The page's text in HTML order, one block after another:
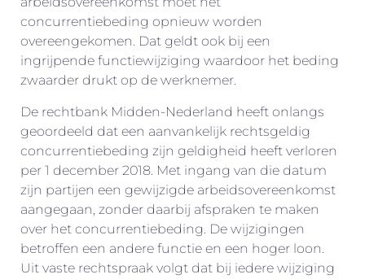
concurrentiebeding opnieuw worden
overeengekomen. Dat geldt ook bij een
ingrijpende functiewijziging waardoor het beding
zwaarder drukt op de werknemer.
De rechtbank Midden-Nederland heeft onlangs
geoordeeld dat een aanvankelijk rechtsgeldig
concurrentiebeding zijn geldigheid heeft verloren
per 1 december 2018. Met ingang van die datum
zijn partijen een gewijzigde arbeidsovereenkomst
aangegaan, zonder daarbij afspraken te maken
over het concurrentiebeding. De wijzigingen
betroffen een andere functie en een hoger loon.
Uit vaste rechtspraak volgt dat bij iedere wijziging